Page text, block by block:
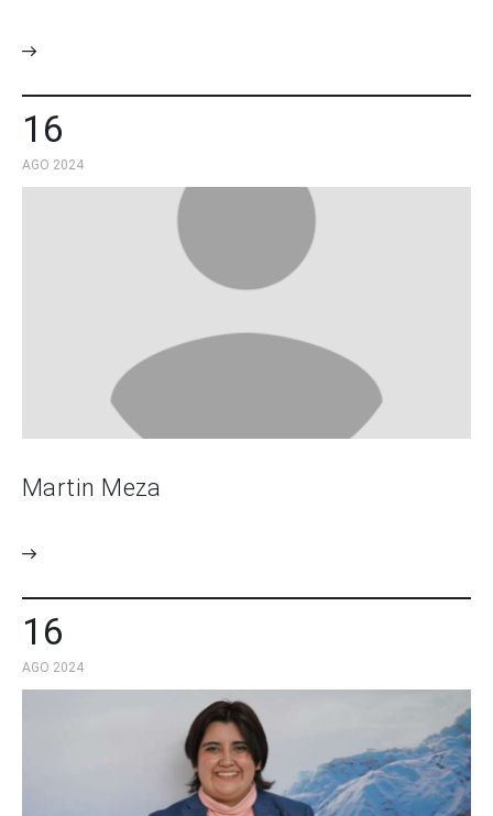
16
AGO 2024
Martin Meza
16
AGO 2024